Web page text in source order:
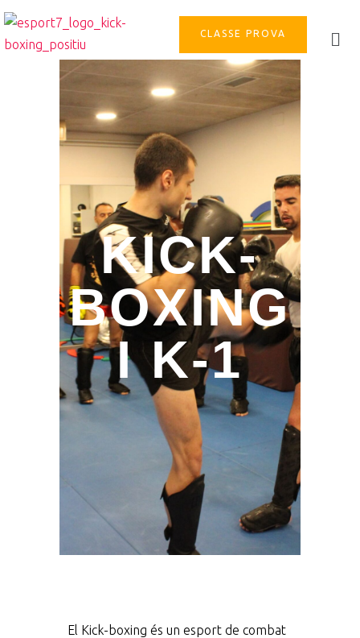
CLASSE PROVA
KICK-
BOXING
I K-1
El Kick-boxing és un esport de combat